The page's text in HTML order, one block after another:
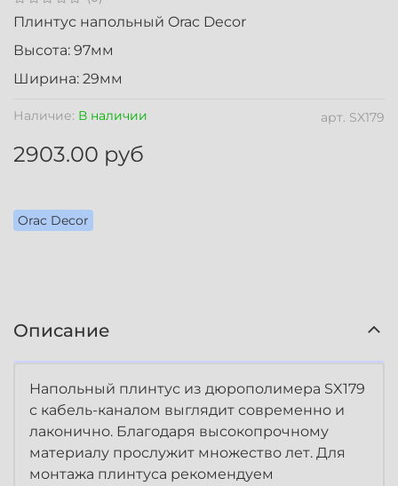
арт. SX179
Наличие: В наличии
Orac Decor
2903.00 руб
Плинтус напольный Orac Decor
Высота: 97мм
Ширина: 29мм
Описание
Напольный плинтус из дюрополимера SX179
с кабель-каналом выглядит современно и
лаконично. Благодаря высокопрочному
материалу прослужит множество лет. Для
монтажа плинтуса рекомендуем